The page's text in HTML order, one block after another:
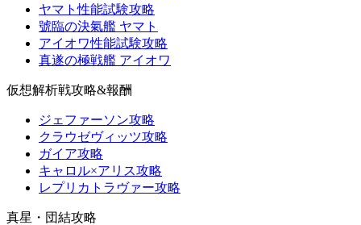
ヤマト性能試験攻略
號臨の決氣艦 ヤマト
アイオワ性能試験攻略
真遂の極戦艦 アイオワ
仮想解析戦攻略&報酬
ジェファーソン攻略
クラウゼヴィッツ攻略
ガイア攻略
キャロル×アリス攻略
レプリカトラヴァー攻略
真星・団結攻略